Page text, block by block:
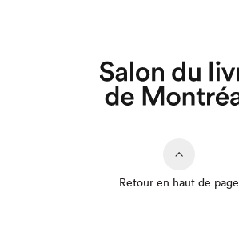
Retour en haut de page